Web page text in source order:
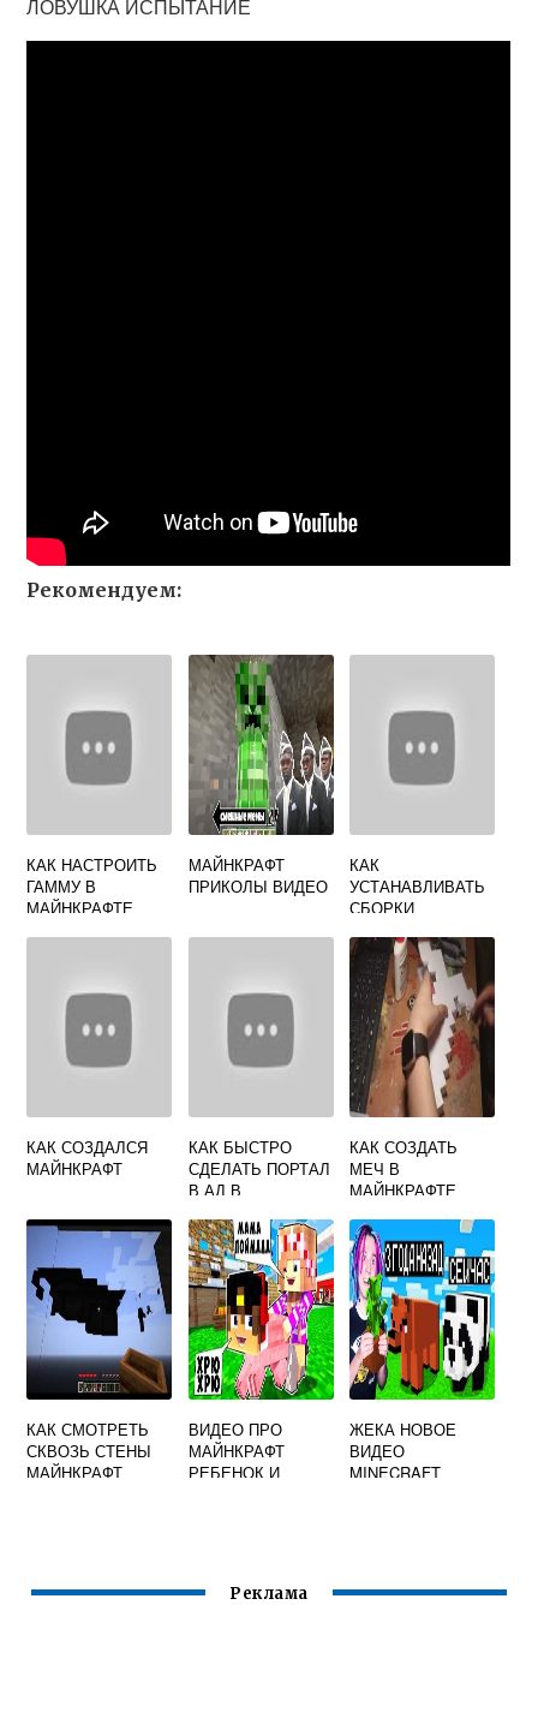
ЛОВУШКА ИСПЫТАНИЕ
Рекомендуем:
КАК НАСТРОИТЬ
ГАММУ В
МАЙНКРАФТЕ
МАЙНКРАФТ
ПРИКОЛЫ ВИДЕО
КАК
УСТАНАВЛИВАТЬ
СБОРКИ
КАК СОЗДАЛСЯ
МАЙНКРАФТ
КАК БЫСТРО
СДЕЛАТЬ ПОРТАЛ
В АД В
КАК СОЗДАТЬ
МЕЧ В
МАЙНКРАФТЕ
КАК СМОТРЕТЬ
СКВОЗЬ СТЕНЫ
МАЙНКРАФТ
ВИДЕО ПРО
МАЙНКРАФТ
РЕБЕНОК И
ЖЕКА НОВОЕ
ВИДЕО
MINECRAFT
Реклама